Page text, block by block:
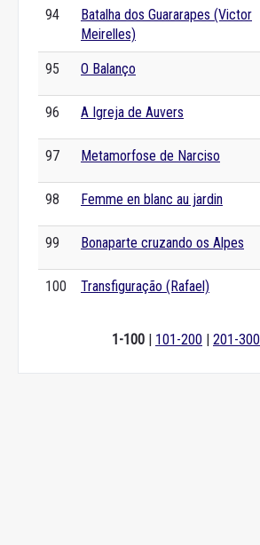
94
Batalha dos Guararapes (Victor
Meirelles)
95 O Balanço
96 A Igreja de Auvers
97 Metamorfose de Narciso
98 Femme en blanc au jardin
99 Bonaparte cruzando os Alpes
100 Transfiguração (Rafael)
1-100 | 101-200 | 201-300